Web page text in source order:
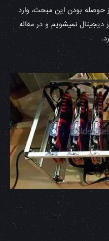
حوصله بودن این مبحث، وارد
نمیشویم و در مقاله